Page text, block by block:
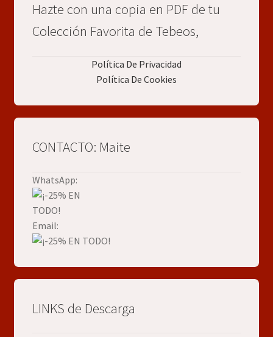
Hazte con una copia en PDF de tu
Colección Favorita de Tebeos,
Política De Privacidad
Política De Cookies
CONTACTO: Maite
WhatsApp:
Email:
LINKS de Descarga